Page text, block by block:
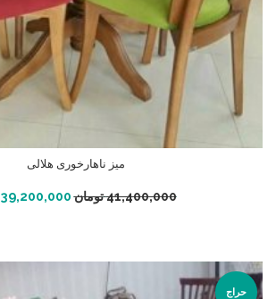
میز ناهارخوری هلالی
41,400,000تومان 39,200,000
افزودن به سبد خرید
حراج